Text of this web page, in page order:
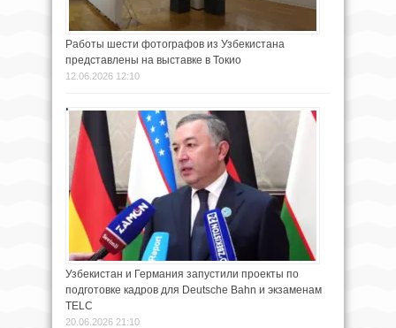
Работы шести фотографов из Узбекистана
представлены на выставке в Токио
12.06.2026 12:10
Узбекистан и Германия запустили проекты по
подготовке кадров для Deutsche Bahn и экзаменам
TELC
20.06.2026 21:10